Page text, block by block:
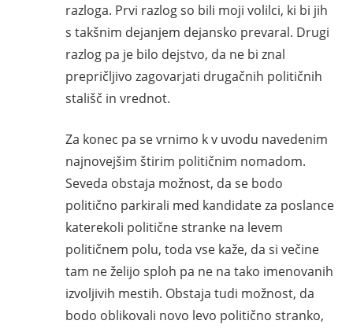
razloga. Prvi razlog so bili moji volilci, ki bi jih
s takšnim dejanjem dejansko prevaral. Drugi
razlog pa je bilo dejstvo, da ne bi znal
prepričljivo zagovarjati drugačnih političnih
stališč in vrednot.
Za konec pa se vrnimo k v uvodu navedenim
najnovejšim štirim političnim nomadom.
Seveda obstaja možnost, da se bodo
politično parkirali med kandidate za poslance
katerekoli politične stranke na levem
političnem polu, toda vse kaže, da si večine
tam ne želijo sploh pa ne na tako imenovanih
izvoljivih mestih. Obstaja tudi možnost, da
bodo oblikovali novo levo politično stranko,